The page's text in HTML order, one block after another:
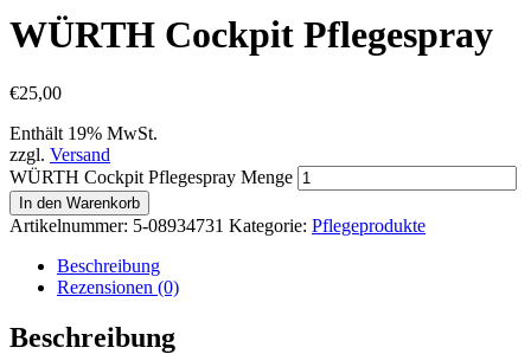
WÜRTH Cockpit Pflegespray
€25,00
Enthält 19% MwSt.
zzgl. Versand
WÜRTH Cockpit Pflegespray Menge
In den Warenkorb
Artikelnummer: 5-08934731 Kategorie: Pflegeprodukte
Beschreibung
Rezensionen (0)
Beschreibung